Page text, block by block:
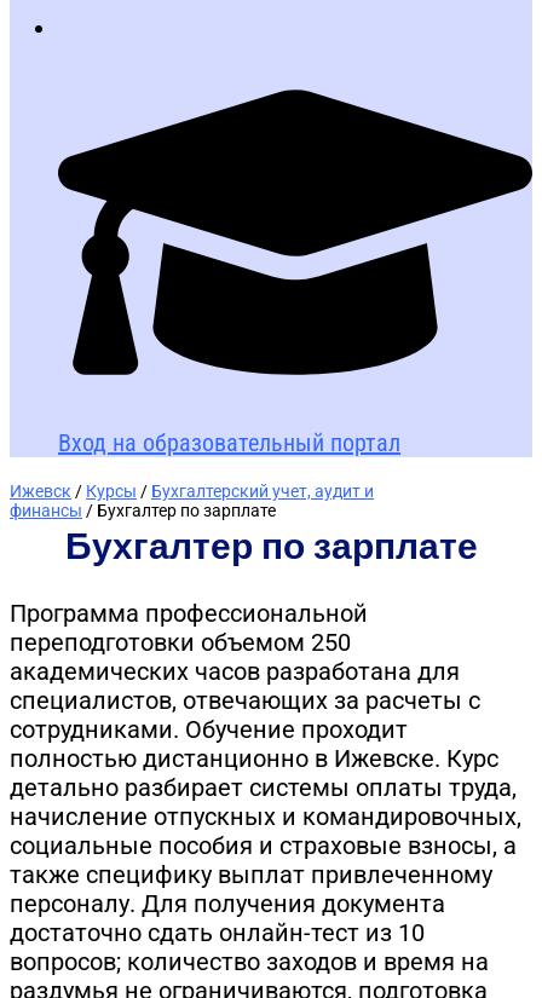
Вход на образовательный портал
Ижевск / Курсы / Бухгалтерский учет, аудит и
финансы / Бухгалтер по зарплате
Бухгалтер по зарплате
Программа профессиональной
переподготовки объемом 250
академических часов разработана для
специалистов, отвечающих за расчеты с
сотрудниками. Обучение проходит
полностью дистанционно в Ижевске. Курс
детально разбирает системы оплаты труда,
начисление отпускных и командировочных,
социальные пособия и страховые взносы, а
также специфику выплат привлеченному
персоналу. Для получения документа
достаточно сдать онлайн-тест из 10
вопросов; количество заходов и время на
раздумья не ограничиваются, подготовка